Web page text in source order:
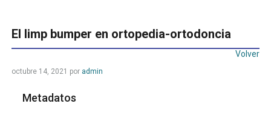
El limp bumper en ortopedia-ortodoncia
Volver
octubre 14, 2021 por admin
Metadatos